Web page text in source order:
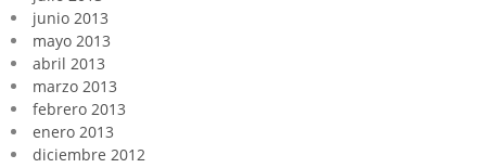
junio 2013
mayo 2013
abril 2013
marzo 2013
febrero 2013
enero 2013
diciembre 2012